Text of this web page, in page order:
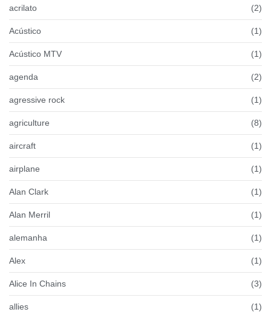
acrilato (2)
Acústico (1)
Acústico MTV (1)
agenda (2)
agressive rock (1)
agriculture (8)
aircraft (1)
airplane (1)
Alan Clark (1)
Alan Merril (1)
alemanha (1)
Alex (1)
Alice In Chains (3)
allies (1)